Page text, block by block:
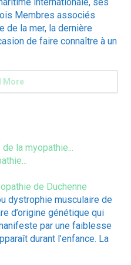
Membres associés
de la mer, la dernière
de faire connaître à un
More
la myopathie...
dystrophie musculaire de
d’origine génétique qui
par une faiblesse
durant l’enfance. La